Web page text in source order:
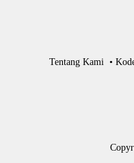
Tentang Kami